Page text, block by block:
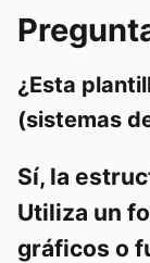
¿Esta
(sistemas
Sí, la
Utiliza un
gráficos o